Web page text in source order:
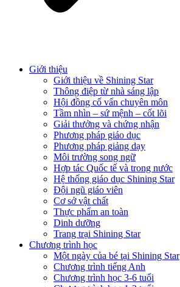
Giới thiệu
Giới thiệu về Shining Star
Thông điệp từ nhà sáng lập
Hội đồng cố vấn chuyên môn
Tầm nhìn – sứ mệnh – cốt lõi
Giải thưởng và chứng nhận
Phương pháp giáo dục
Phương pháp giảng dạy
Môi trường song ngữ
Hợp tác Quốc tế và trong nước
Hệ thống giáo dục Shining Star
Đội ngũ giáo viên
Cơ sở vật chất
Thực phẩm an toàn
Dinh dưỡng
Trang trại Shining Star
Chương trình học
Một ngày của bé tại Shining Star
Chương trình tiếng Anh
Chương trình học 3-6 tuổi